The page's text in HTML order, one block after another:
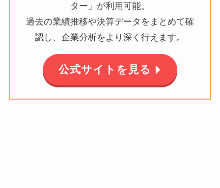
ター」が利用可能。
過去の業績推移や決算データをまとめて確
認し、企業分析をより深く行えます。
公式サイトを見る